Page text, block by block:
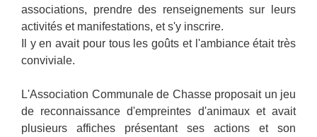
associations, prendre des renseignements sur leurs
activités et manifestations, et s'y inscrire.
Il y en avait pour tous les goûts et l'ambiance était très
conviviale.
L'Association Communale de Chasse proposait un jeu
de reconnaissance d'empreintes d'animaux et avait
plusieurs affiches présentant ses actions et son